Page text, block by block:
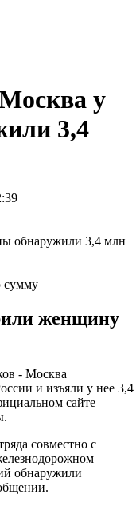
у
3,4
сумму
женщину
- Москва
и изъяли у нее 3,4
сайте
совместно с
обнаружили